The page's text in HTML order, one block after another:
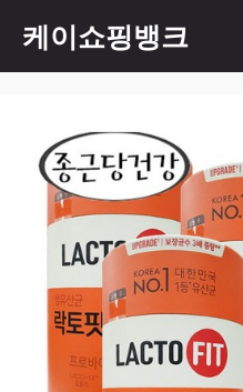
content
케이쇼핑뱅크